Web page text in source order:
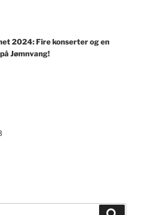
2024: Fire konserter og en
Jømnvang!